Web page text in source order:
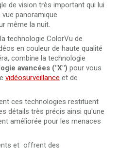
de vision très important qui lui
panoramique
même la nuit.
technologie ColorVu de
en couleur de haute qualité
combine la technologie
avancées ("X") pour vous
vidéosurveillance et de
ces technologies restituent
détails très précis ainsi qu'une
améliorée pour les menaces
et offrent des